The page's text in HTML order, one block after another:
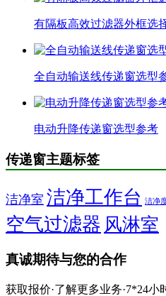
有隔板高效过滤器外框选
全自动输送线传递窗选型
电动升降传递窗选型参考
传递窗主题标签
洁净室 洁净工作台 洁净
空气过滤器 风淋室
真诚期待与您的合作
获取报价·了解更多业务·7*24小